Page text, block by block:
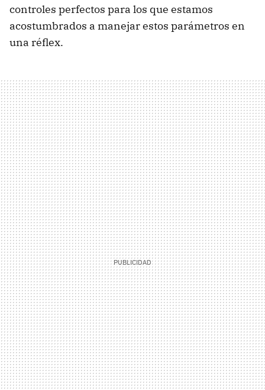
controles perfectos para los que estamos
acostumbrados a manejar estos parámetros en
una réflex.